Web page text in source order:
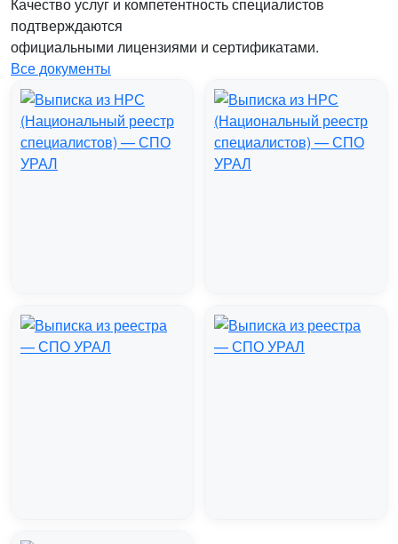
подтверждаются
официальными лицензиями и сертификатами.
Все документы